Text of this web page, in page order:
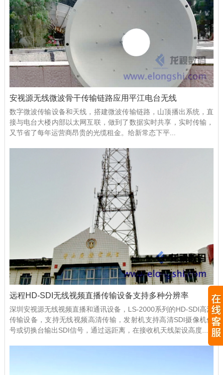
安视源无线微波骨干传输链路应用平江电台无线
数字微波传输设备和天线，搭建微波传输链路，山顶播出系统，直
接与电台大楼内部以太网互联，做到了数据实时共享，实时传输，
又节省了每年运营商昂贵的光缆租金。给新常态下平...
远程HD-SDI无线视频直播传输设备支持多种分辨率
深圳安视源无线视频直播和通讯设备，LS-2000系列的HD-SDI高清
传输设备，支持无线视频高清传输，发射机支持高清SDI摄像机信
号或切换台输出SDI信号，通过远距离，在接收机天线架设高度...